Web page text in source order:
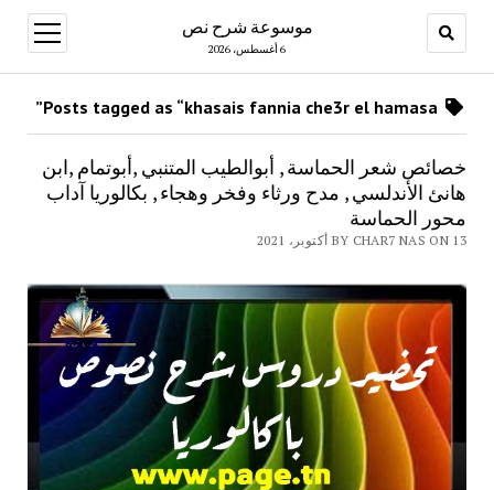
موسوعة شرح نص
6 أغسطس، 2026
open
menu
خصائص شعر الحماسة , أبوالطيب المتنبي ,أبوتمام ,ابن
هانئ الأندلسي , مدح ورثاء وفخر وهجاء , بكالوريا آداب
محور الحماسة
BY CHAR7 NAS ON 13 أكتوبر، 2021